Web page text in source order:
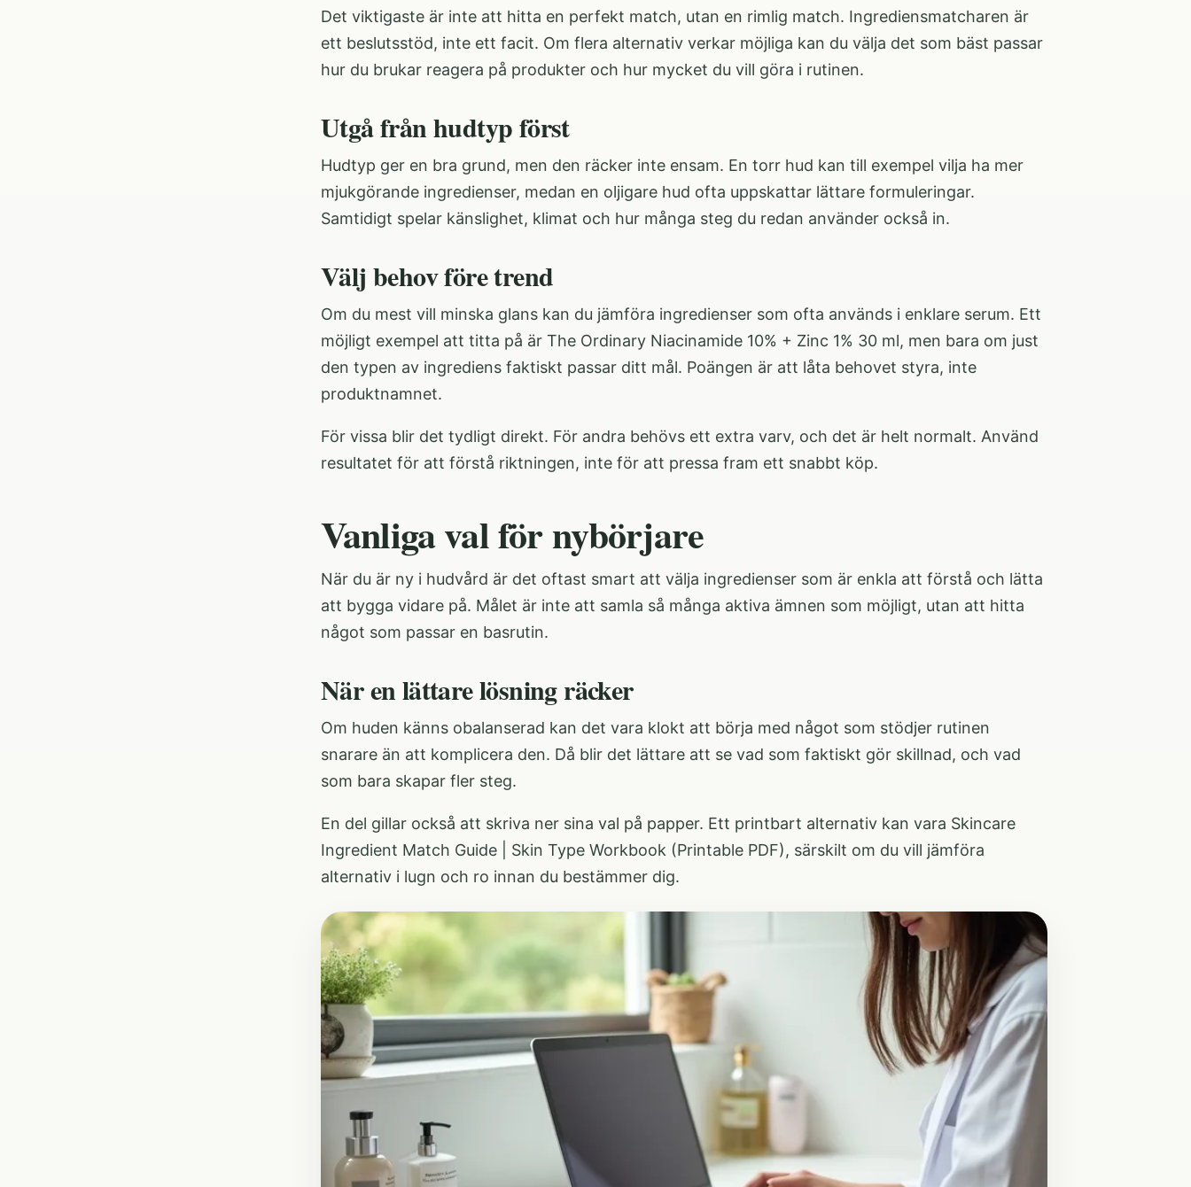
Det viktigaste är inte att hitta en perfekt match, utan en rimlig match. Ingrediensmatcharen är
ett beslutsstöd, inte ett facit. Om flera alternativ verkar möjliga kan du välja det som bäst passar
hur du brukar reagera på produkter och hur mycket du vill göra i rutinen.
Utgå från hudtyp först
Hudtyp ger en bra grund, men den räcker inte ensam. En torr hud kan till exempel vilja ha mer
mjukgörande ingredienser, medan en oljigare hud ofta uppskattar lättare formuleringar.
Samtidigt spelar känslighet, klimat och hur många steg du redan använder också in.
Välj behov före trend
Om du mest vill minska glans kan du jämföra ingredienser som ofta används i enklare serum. Ett
möjligt exempel att titta på är The Ordinary Niacinamide 10% + Zinc 1% 30 ml, men bara om just
den typen av ingrediens faktiskt passar ditt mål. Poängen är att låta behovet styra, inte
produktnamnet.
För vissa blir det tydligt direkt. För andra behövs ett extra varv, och det är helt normalt. Använd
resultatet för att förstå riktningen, inte för att pressa fram ett snabbt köp.
Vanliga val för nybörjare
När du är ny i hudvård är det oftast smart att välja ingredienser som är enkla att förstå och lätta
att bygga vidare på. Målet är inte att samla så många aktiva ämnen som möjligt, utan att hitta
något som passar en basrutin.
När en lättare lösning räcker
Om huden känns obalanserad kan det vara klokt att börja med något som stödjer rutinen
snarare än att komplicera den. Då blir det lättare att se vad som faktiskt gör skillnad, och vad
som bara skapar fler steg.
En del gillar också att skriva ner sina val på papper. Ett printbart alternativ kan vara Skincare
Ingredient Match Guide | Skin Type Workbook (Printable PDF), särskilt om du vill jämföra
alternativ i lugn och ro innan du bestämmer dig.